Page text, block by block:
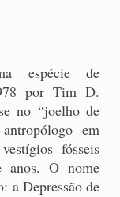
espécie de
por Tim D.
no “joelho de
em
fósseis
anos. O nome
a Depressão de